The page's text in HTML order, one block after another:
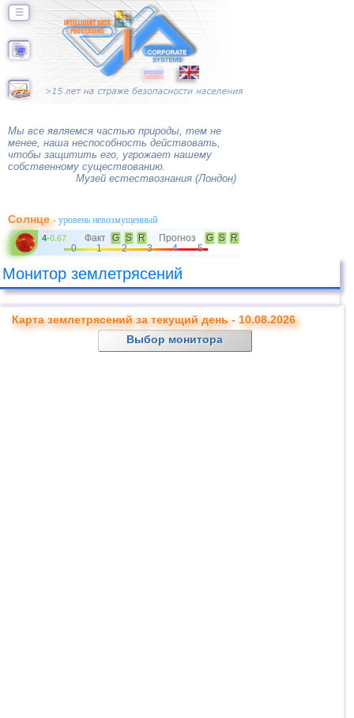
☰
Мы все являемся частью природы, тем не
менее, наша неспособность действовать,
чтобы защитить его, угрожает нашему
собственному существованию.
Музей естествознания (Лондон)
Солнце- уровень невозмущенный
4-0.67 Факт G S R Прогноз G S
R
0
1 2 3 4 5
Монитор землетрясений
Карта землетрясений за текущий день - 10.08.2026
Выбор монитора